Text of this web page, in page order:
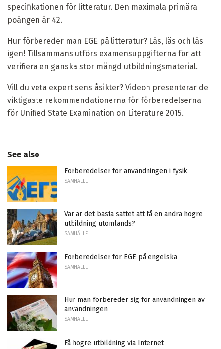
specifikationen för litteratur. Den maximala primära
poängen är 42.
Hur förbereder man EGE på litteratur? Läs, läs och läs
igen! Tillsammans utförs examensuppgifterna för att
verifiera en ganska stor mängd utbildningsmaterial.
Vill du veta expertisens åsikter? Videon presenterar de
viktigaste rekommendationerna för förberedelserna
för Unified State Examination on Literature 2015.
See also
Förberedelser för användningen i fysik
SAMHÄLLE
Var är det bästa sättet att få en andra högre
utbildning utomlands?
SAMHÄLLE
Förberedelser för EGE på engelska
SAMHÄLLE
Hur man förbereder sig för användningen av
användningen
SAMHÄLLE
Få högre utbildning via Internet